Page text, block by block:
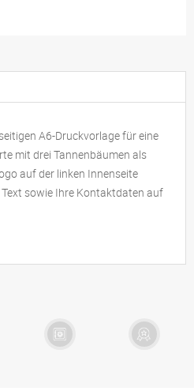
A6-Druckvorlage für eine
mit drei Tannenbäumen als
auf der linken Innenseite
sowie Ihre Kontaktdaten auf